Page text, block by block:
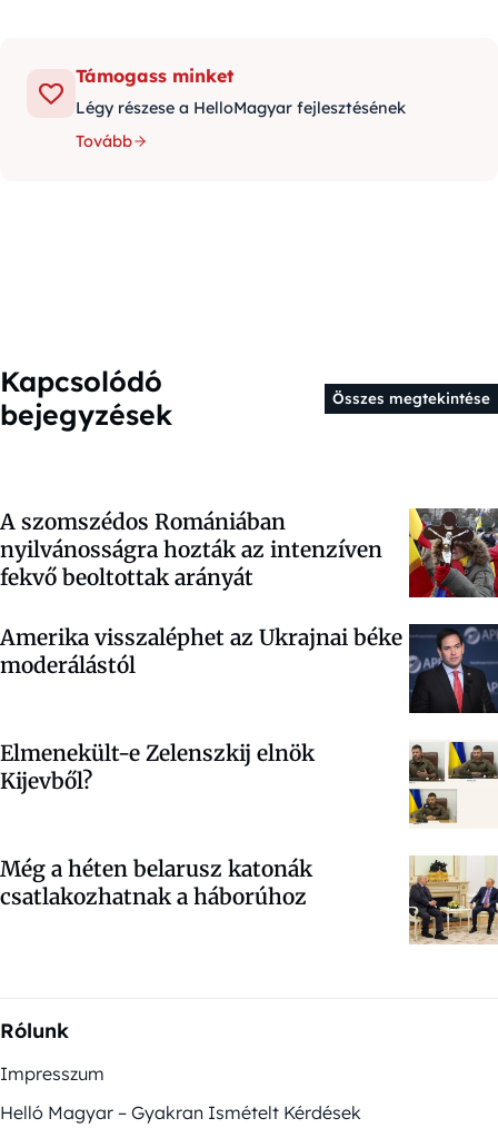
Támogass minket
Légy részese a HelloMagyar fejlesztésének
Tovább
Kapcsolódó
bejegyzések
Összes megtekintése
A szomszédos Romániában
nyilvánosságra hozták az intenzíven
fekvő beoltottak arányát
Amerika visszaléphet az Ukrajnai béke
moderálástól
Elmenekült-e Zelenszkij elnök
Kijevből?
Még a héten belarusz katonák
csatlakozhatnak a háborúhoz
Rólunk
Impresszum
Helló Magyar – Gyakran Ismételt Kérdések